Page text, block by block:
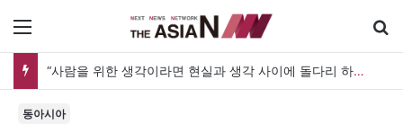
“사람을 위한 생각이라면 현실과 생각 사이에 돌다리 하나는 놓아야 하지 않을까”
동아시아